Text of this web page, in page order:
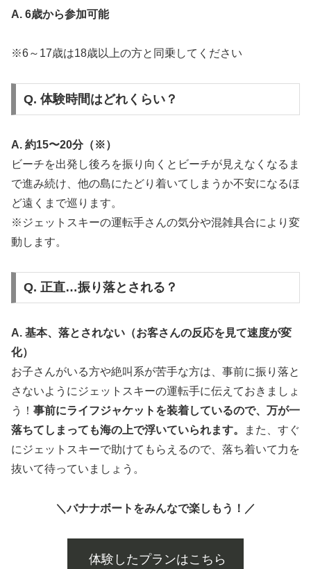
A. 6歳から参加可能
※6～17歳は18歳以上の方と同乗してください
Q. 体験時間はどれくらい？
A. 約15〜20分（※）
ビーチを出発し後ろを振り向くとビーチが見えなくなるま
で進み続け、他の島にたどり着いてしまうか不安になるほ
ど遠くまで巡ります。
※ジェットスキーの運転手さんの気分や混雑具合により変
動します。
Q. 正直…振り落とされる？
A. 基本、落とされない（お客さんの反応を見て速度が変
化）
お子さんがいる方や絶叫系が苦手な方は、事前に振り落と
さないようにジェットスキーの運転手に伝えておきましょ
う！ 事前にライフジャケットを装着しているので、万が一
落ちてしまっても海の上で浮いていられます。
また、すぐ
にジェットスキーで助けてもらえるので、落ち着いて力を
抜いて待っていましょう。
＼バナナボートをみんなで楽しもう！／
体験したプランはこちら